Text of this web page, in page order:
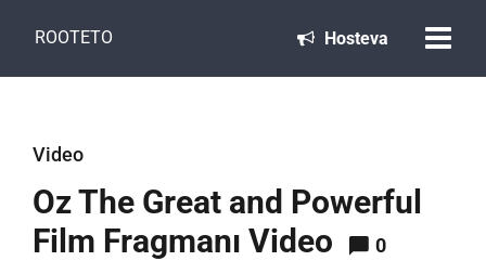
ROOTETO Hosteva
Video
Oz The Great and Powerful
Film Fragmanı Video
0